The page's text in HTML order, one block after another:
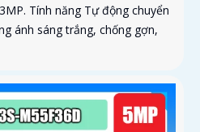
Tính năng Tự động chuyển
ánh sáng trắng, chống gợn,